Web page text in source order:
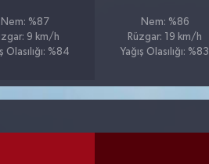
Nem: %87
9 km/h
Olasılığı: %84
Nem: %86
Rüzgar: 19 km/h
Yağış Olasılığı: %83